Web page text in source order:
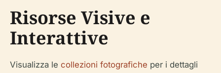
Risorse Visive e
Interattive
Visualizza le collezioni fotografiche per i dettagli